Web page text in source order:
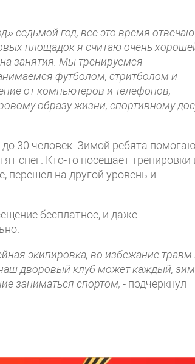
седьмой год, все это время
площадок я считаю очень
занятия. Мы тренируемся
футболом, стритболом и
от компьютеров и телефонов,
образу жизни, спортивному
до 30 человек. Зимой ребята
снег. Кто-то посещает тренировки
перешел на другой уровень и
бесплатное, и даже
экипировка, во избежание
дворовый клуб может каждый,
заниматься спортом, - подчеркнул